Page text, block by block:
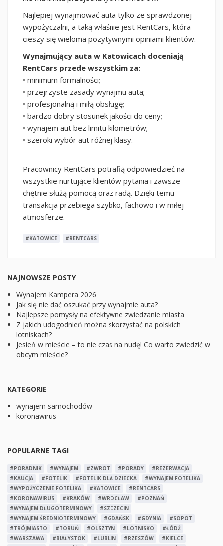
Najlepiej wynajmować auta tylko ze sprawdzonej
wypożyczalni, a taką właśnie jest RentCars, która
cieszy się wieloma pozytywnymi opiniami klientów.
Wynajmujący auta w Katowicach doceniają
RentCars przede wszystkim za:
• minimum formalności;
• przejrzyste zasady wynajmu auta;
• profesjonalną i miłą obsługę;
• bardzo dobry stosunek jakości do ceny;
• wynajem aut bez limitu kilometrów;
• szeroki wybór aut różnej klasy.
Pracownicy RentCars potrafią odpowiedzieć na
wszystkie nurtujące klientów pytania i zawsze
chętnie służą pomocą oraz radą. Dzięki temu
transakcja przebiega szybko, fachowo i w miłej
atmosferze.
#KATOWICE #RENTCARS
NAJNOWSZE POSTY
Wynajem Kampera 2026
Jak się nie dać oszukać przy wynajmie auta?
Najlepsze pomysły na efektywne zwiedzanie miasta
Z jakich udogodnień można skorzystać na polskich
lotniskach?
Jesień w mieście – to nie czas na nudę! Co warto zwiedzić w
obcym mieście?
KATEGORIE
wynajem samochodów
koronawirus
POPULARNE TAGI
#PORADNIK #WYNAJEM #ZWROT #PORADY
#REZERWACJA
#KAUCJA
#FOTELIK #FOTELIK DLA DZIECKA
#WYNAJEM FOTELIKA
#WYPOŻYCZENIE FOTELIKA
#KATOWICE
#RENTCARS
#KORONAWIRUS
#KRAKÓW #WROCŁAW
#POZNAŃ
#WYNAJEM DŁUGOTERMINOWY
#SZCZECIN
#WYNAJEM ŚREDNIOTERMINOWY
#GDAŃSK #GDYNIA
#SOPOT
#TRÓJMIASTO
#TORUŃ #OLSZTYN #LOTNISKO
#ŁÓDŹ
#WARSZAWA
#BIAŁYSTOK #LUBLIN #RZESZÓW
#KIELCE